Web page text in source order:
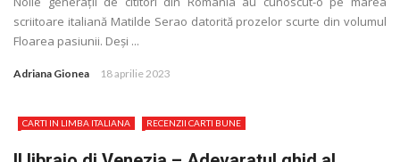
scriitoare italiană Matilde Serao datorită prozelor scurte din volumul
Floarea pasiunii. Deși ...
Adriana Gionea 18 aprilie 2023
CARTI IN LIMBA ITALIANA RECENZII CARTI BUNE